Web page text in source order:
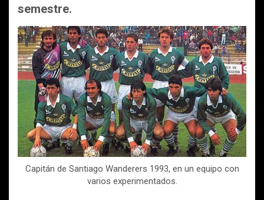
semestre.
Capitán de Santiago Wanderers 1993, en un equipo con
varios experimentados.